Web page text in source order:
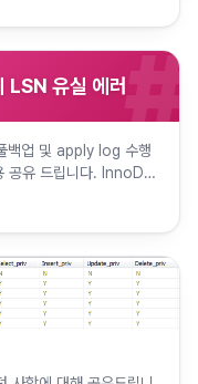
유실 에러#
업 및 apply log 수행
공유 드립니다. InnoDB: